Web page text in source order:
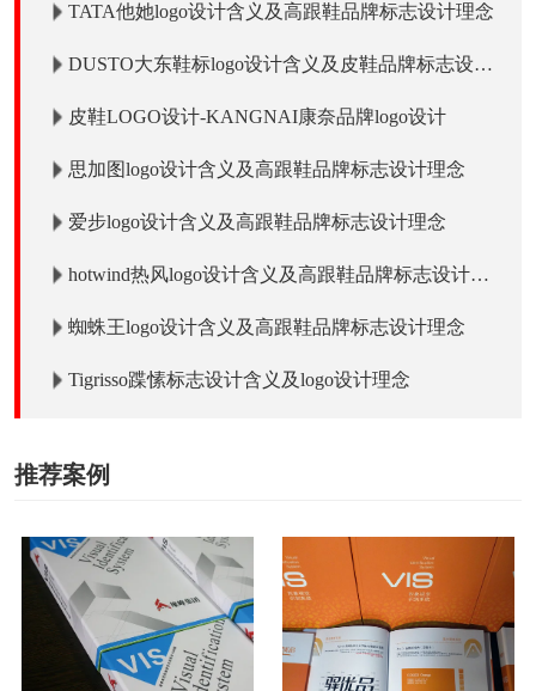
TATA他她logo设计含义及高跟鞋品牌标志设计理念
DUSTO大东鞋标logo设计含义及皮鞋品牌标志设计
皮鞋LOGO设计-KANGNAI康奈品牌logo设计
思加图logo设计含义及高跟鞋品牌标志设计理念
爱步logo设计含义及高跟鞋品牌标志设计理念
hotwind热风logo设计含义及高跟鞋品牌标志设计理
蜘蛛王logo设计含义及高跟鞋品牌标志设计理念
Tigrisso蹀愫标志设计含义及logo设计理念
推荐案例